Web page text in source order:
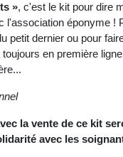
», c'est le kit pour dire
l'association éponyme !
petit dernier ou pour
en première
la vente de ce kit
avec les